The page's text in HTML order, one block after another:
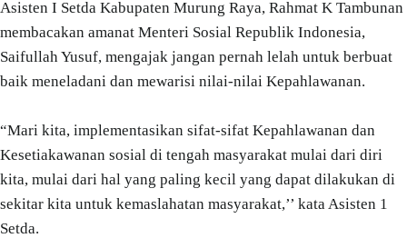
Asisten I Setda Kabupaten Murung Raya, Rahmat K Tambunan
membacakan amanat Menteri Sosial Republik Indonesia,
Saifullah Yusuf, mengajak jangan pernah lelah untuk berbuat
baik meneladani dan mewarisi nilai-nilai Kepahlawanan.
“Mari kita, implementasikan sifat-sifat Kepahlawanan dan
Kesetiakawanan sosial di tengah masyarakat mulai dari diri
kita, mulai dari hal yang paling kecil yang dapat dilakukan di
sekitar kita untuk kemaslahatan masyarakat,’’ kata Asisten 1
Setda.